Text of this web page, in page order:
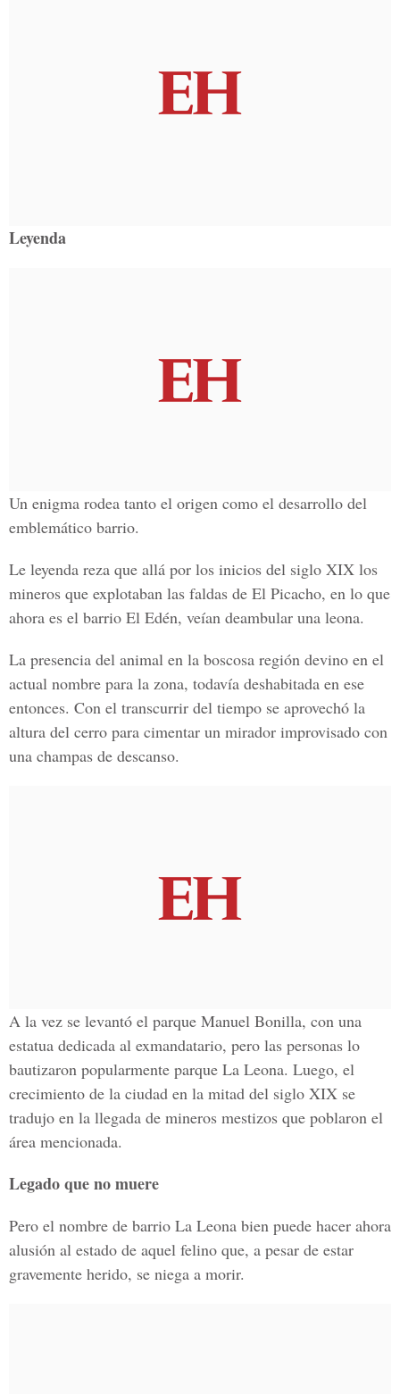
Leyenda
Un enigma rodea tanto el origen como el desarrollo del
emblemático barrio.
Le leyenda reza que allá por los inicios del siglo XIX los
mineros que explotaban las faldas de El Picacho, en lo que
ahora es el barrio El Edén, veían deambular una leona.
La presencia del animal en la boscosa región devino en el
actual nombre para la zona, todavía deshabitada en ese
entonces. Con el transcurrir del tiempo se aprovechó la
altura del cerro para cimentar un mirador improvisado con
una champas de descanso.
A la vez se levantó el parque Manuel Bonilla, con una
estatua dedicada al exmandatario, pero las personas lo
bautizaron popularmente parque La Leona. Luego, el
crecimiento de la ciudad en la mitad del siglo XIX se
tradujo en la llegada de mineros mestizos que poblaron el
área mencionada.
Legado que no muere
Pero el nombre de barrio La Leona bien puede hacer ahora
alusión al estado de aquel felino que, a pesar de estar
gravemente herido, se niega a morir.